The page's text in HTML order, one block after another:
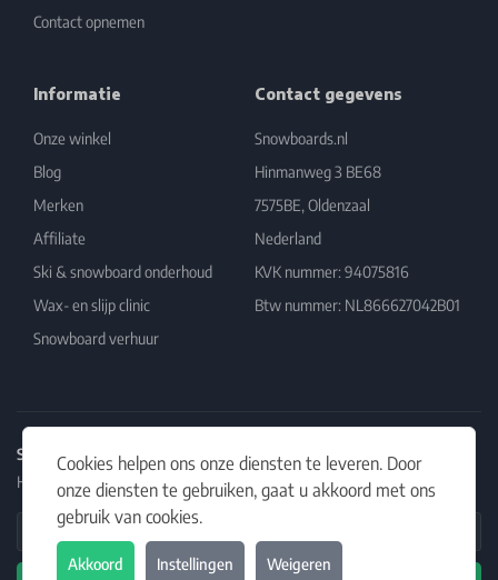
Cookies helpen ons onze diensten te leveren. Door
onze diensten te gebruiken, gaat u akkoord met ons
gebruik van cookies.
Akkoord Instellingen Weigeren
Contact opnemen
Informatie
Onze winkel
Blog
Merken
Affiliate
Ski & snowboard onderhoud
Wax- en slijp clinic
Snowboard verhuur
Contact gegevens
Snowboards.nl
Hinmanweg 3 BE68
7575BE, Oldenzaal
Nederland
KVK nummer: 94075816
Btw nummer: NL866627042B01
Schrijf je in op onze nieuwsbrief
Het laatste nieuws, artikelen en aanbiedingen in jouw inbox.
Email Address